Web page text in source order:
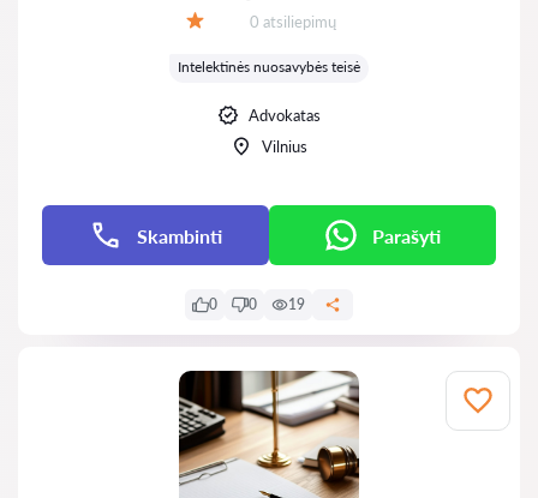
Atsiliepimų:
0 atsiliepimų
Intelektinės nuosavybės teisė
Advokatas
Vilnius
Skambinti Parašyti
0 0 19